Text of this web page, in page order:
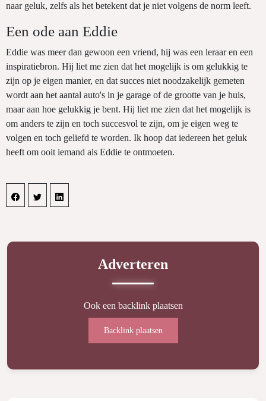
naar geluk, zelfs als het betekent dat je niet volgens de norm leeft.
Een ode aan Eddie
Eddie was meer dan gewoon een vriend, hij was een leraar en een
inspiratiebron. Hij liet me zien dat het mogelijk is om gelukkig te
zijn op je eigen manier, en dat succes niet noodzakelijk gemeten
wordt aan het aantal auto's in je garage of de grootte van je huis,
maar aan hoe gelukkig je bent. Hij liet me zien dat het mogelijk is
om anders te zijn en toch succesvol te zijn, om je eigen weg te
volgen en toch geliefd te worden. Ik hoop dat iedereen het geluk
heeft om ooit iemand als Eddie te ontmoeten.
Adverteren
Ook een backlink plaatsen
Backlink plaatsen